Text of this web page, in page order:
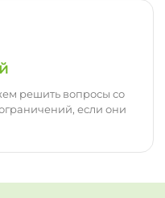
решить вопросы со
если они